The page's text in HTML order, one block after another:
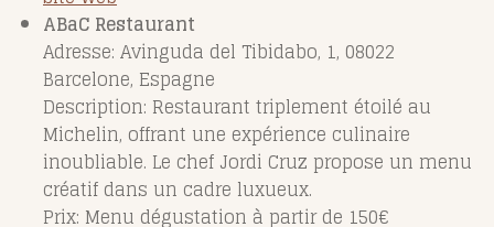
ABaC Restaurant
Adresse: Avinguda del Tibidabo, 1, 08022
Barcelone, Espagne
Description: Restaurant triplement étoilé au
Michelin, offrant une expérience culinaire
inoubliable. Le chef Jordi Cruz propose un menu
créatif dans un cadre luxueux.
Prix: Menu dégustation à partir de 150€